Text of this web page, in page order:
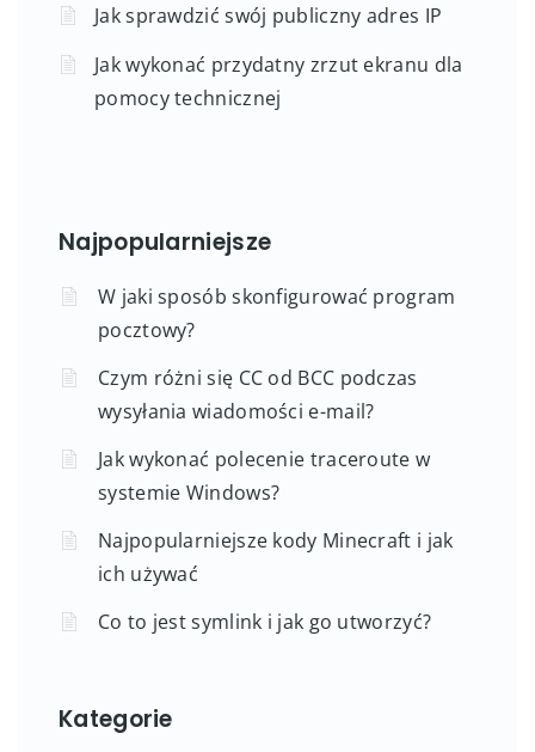
Jak sprawdzić swój publiczny adres IP
Jak wykonać przydatny zrzut ekranu dla
pomocy technicznej
Najpopularniejsze
W jaki sposób skonfigurować program
pocztowy?
Czym różni się CC od BCC podczas
wysyłania wiadomości e-mail?
Jak wykonać polecenie traceroute w
systemie Windows?
Najpopularniejsze kody Minecraft i jak
ich używać
Co to jest symlink i jak go utworzyć?
Kategorie